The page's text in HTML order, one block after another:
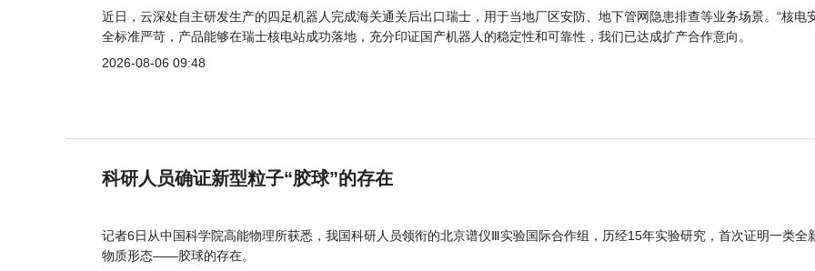
近日，云深处自主研发生产的四足机器人完成海关通关后出口瑞士，用于当地厂区安防、地下管网隐患排查等业务场景。“核电
全标准严苛，产品能够在瑞士核电站成功落地，充分印证国产机器人的稳定性和可靠性，我们已达成扩产合作意向。
2026-08-06 09:48
科研人员确证新型粒子“胶球”的存在
记者6日从中国科学院高能物理所获悉，我国科研人员领衔的北京谱仪Ⅲ实验国际合作组，历经15年实验研究，首次证明一类全
物质形态——胶球的存在。